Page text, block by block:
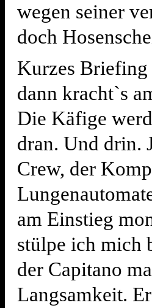
wegen seiner
doch
Kurzes Briefing
dann kracht`s
Die Käfige
dran. Und drin.
Crew, der
am Einstieg
stülpe ich mich
der Capitano
Langsamkeit.